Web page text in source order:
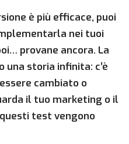
è più efficace, puoi
nei tuoi
provane ancora. La
una storia infinita: c’è
cambiato o
il tuo marketing o il
test vengono